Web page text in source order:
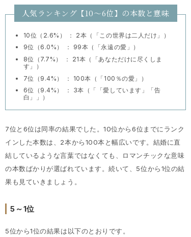
人気ランキング【10～6位】の本数と意味
10位（2.6%） ： 2本（「この世界は二人だけ」）
9位（6.0%） ： 99本（「永遠の愛」）
8位（7.7%） ： 21本（「あなただけに尽くしま
す」）
7位（9.4%） ： 100本（「100％の愛」）
6位（9.4%） ： 3本（「「愛しています」「告
白」」）
7位と6位は同率の結果でした。10位から6位までにランク
インした本数は、2本から100本と幅広いです。結婚に直
結しているような言葉ではなくても、ロマンチックな意味
の本数ばかりが選ばれています。続いて、5位から1位の結
果も見ていきましょう。
5～1位
5位から1位の結果は以下のとおりです。